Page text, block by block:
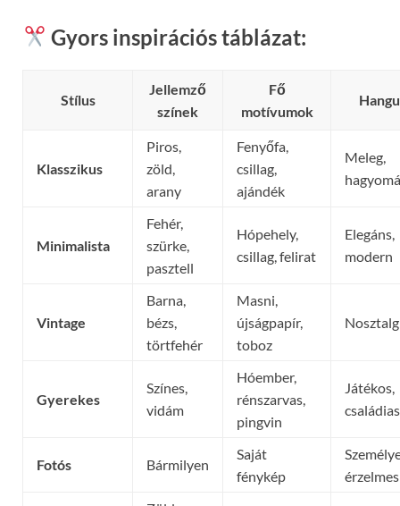
Gyors inspirációs táblázat:
Stílus
Jellemző
színek
Fő
motívumok
Klasszikus
Piros,
zöld,
arany
Fenyőfa,
csillag,
ajándék
Meleg,
Minimalista
Fehér,
szürke,
pasztell
Hópehely,
csillag, felirat
Elegáns,
modern
Vintage
Barna,
bézs,
törtfehér
Masni,
újságpapír,
toboz
Gyerekes
Színes,
vidám
Hóember,
rénszarvas,
pingvin
Játékos,
családias
Fotós Bármilyen
Saját
fénykép
érzelmes